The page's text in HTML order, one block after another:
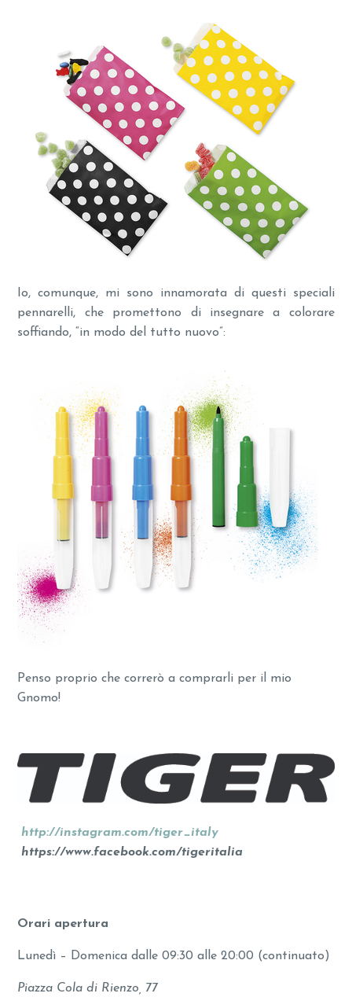
Io, comunque, mi sono innamorata di questi speciali
pennarelli, che promettono di insegnare a colorare
soffiando, “in modo del tutto nuovo”:
Penso proprio che correrò a comprarli per il mio
Gnomo!
http://instagram.com/tiger_italy
https://www.facebook.com/tigeritalia
Orari apertura
Lunedì – Domenica dalle 09:30 alle 20:00 (continuato)
Piazza Cola di Rienzo, 77